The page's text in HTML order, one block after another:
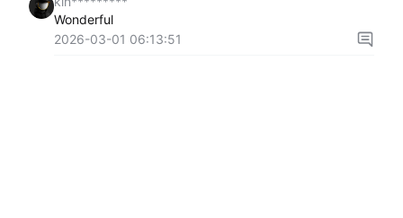
Wonderful
2026-03-01 06:13:51